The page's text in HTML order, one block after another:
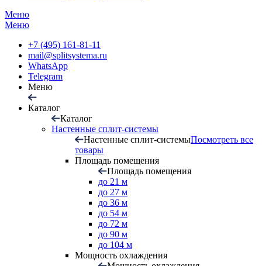
Меню
Меню
+7 (495) 161-81-11
mail@splitsystema.ru
WhatsApp
Telegram
Меню
Каталог
Каталог
Настенные сплит-системы
Настенные сплит-системыПосмотреть все
товары
Площадь помещения
Площадь помещения
до 21 м
до 27 м
до 36 м
до 54 м
до 72 м
до 90 м
до 104 м
Мощность охлаждения